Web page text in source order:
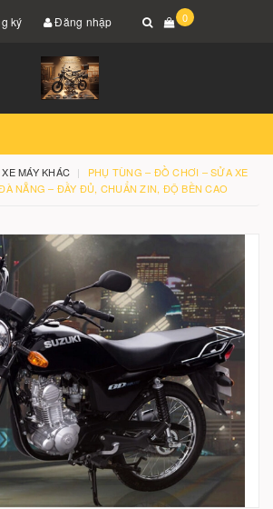
ký Đăng nhập 0
MÁY KHÁC
PHỤ TÙNG – ĐỒ CHƠI – SỬA XE
NẴNG – ĐẦY ĐỦ, CHUẨN ZIN, ĐỘ BỀN CAO